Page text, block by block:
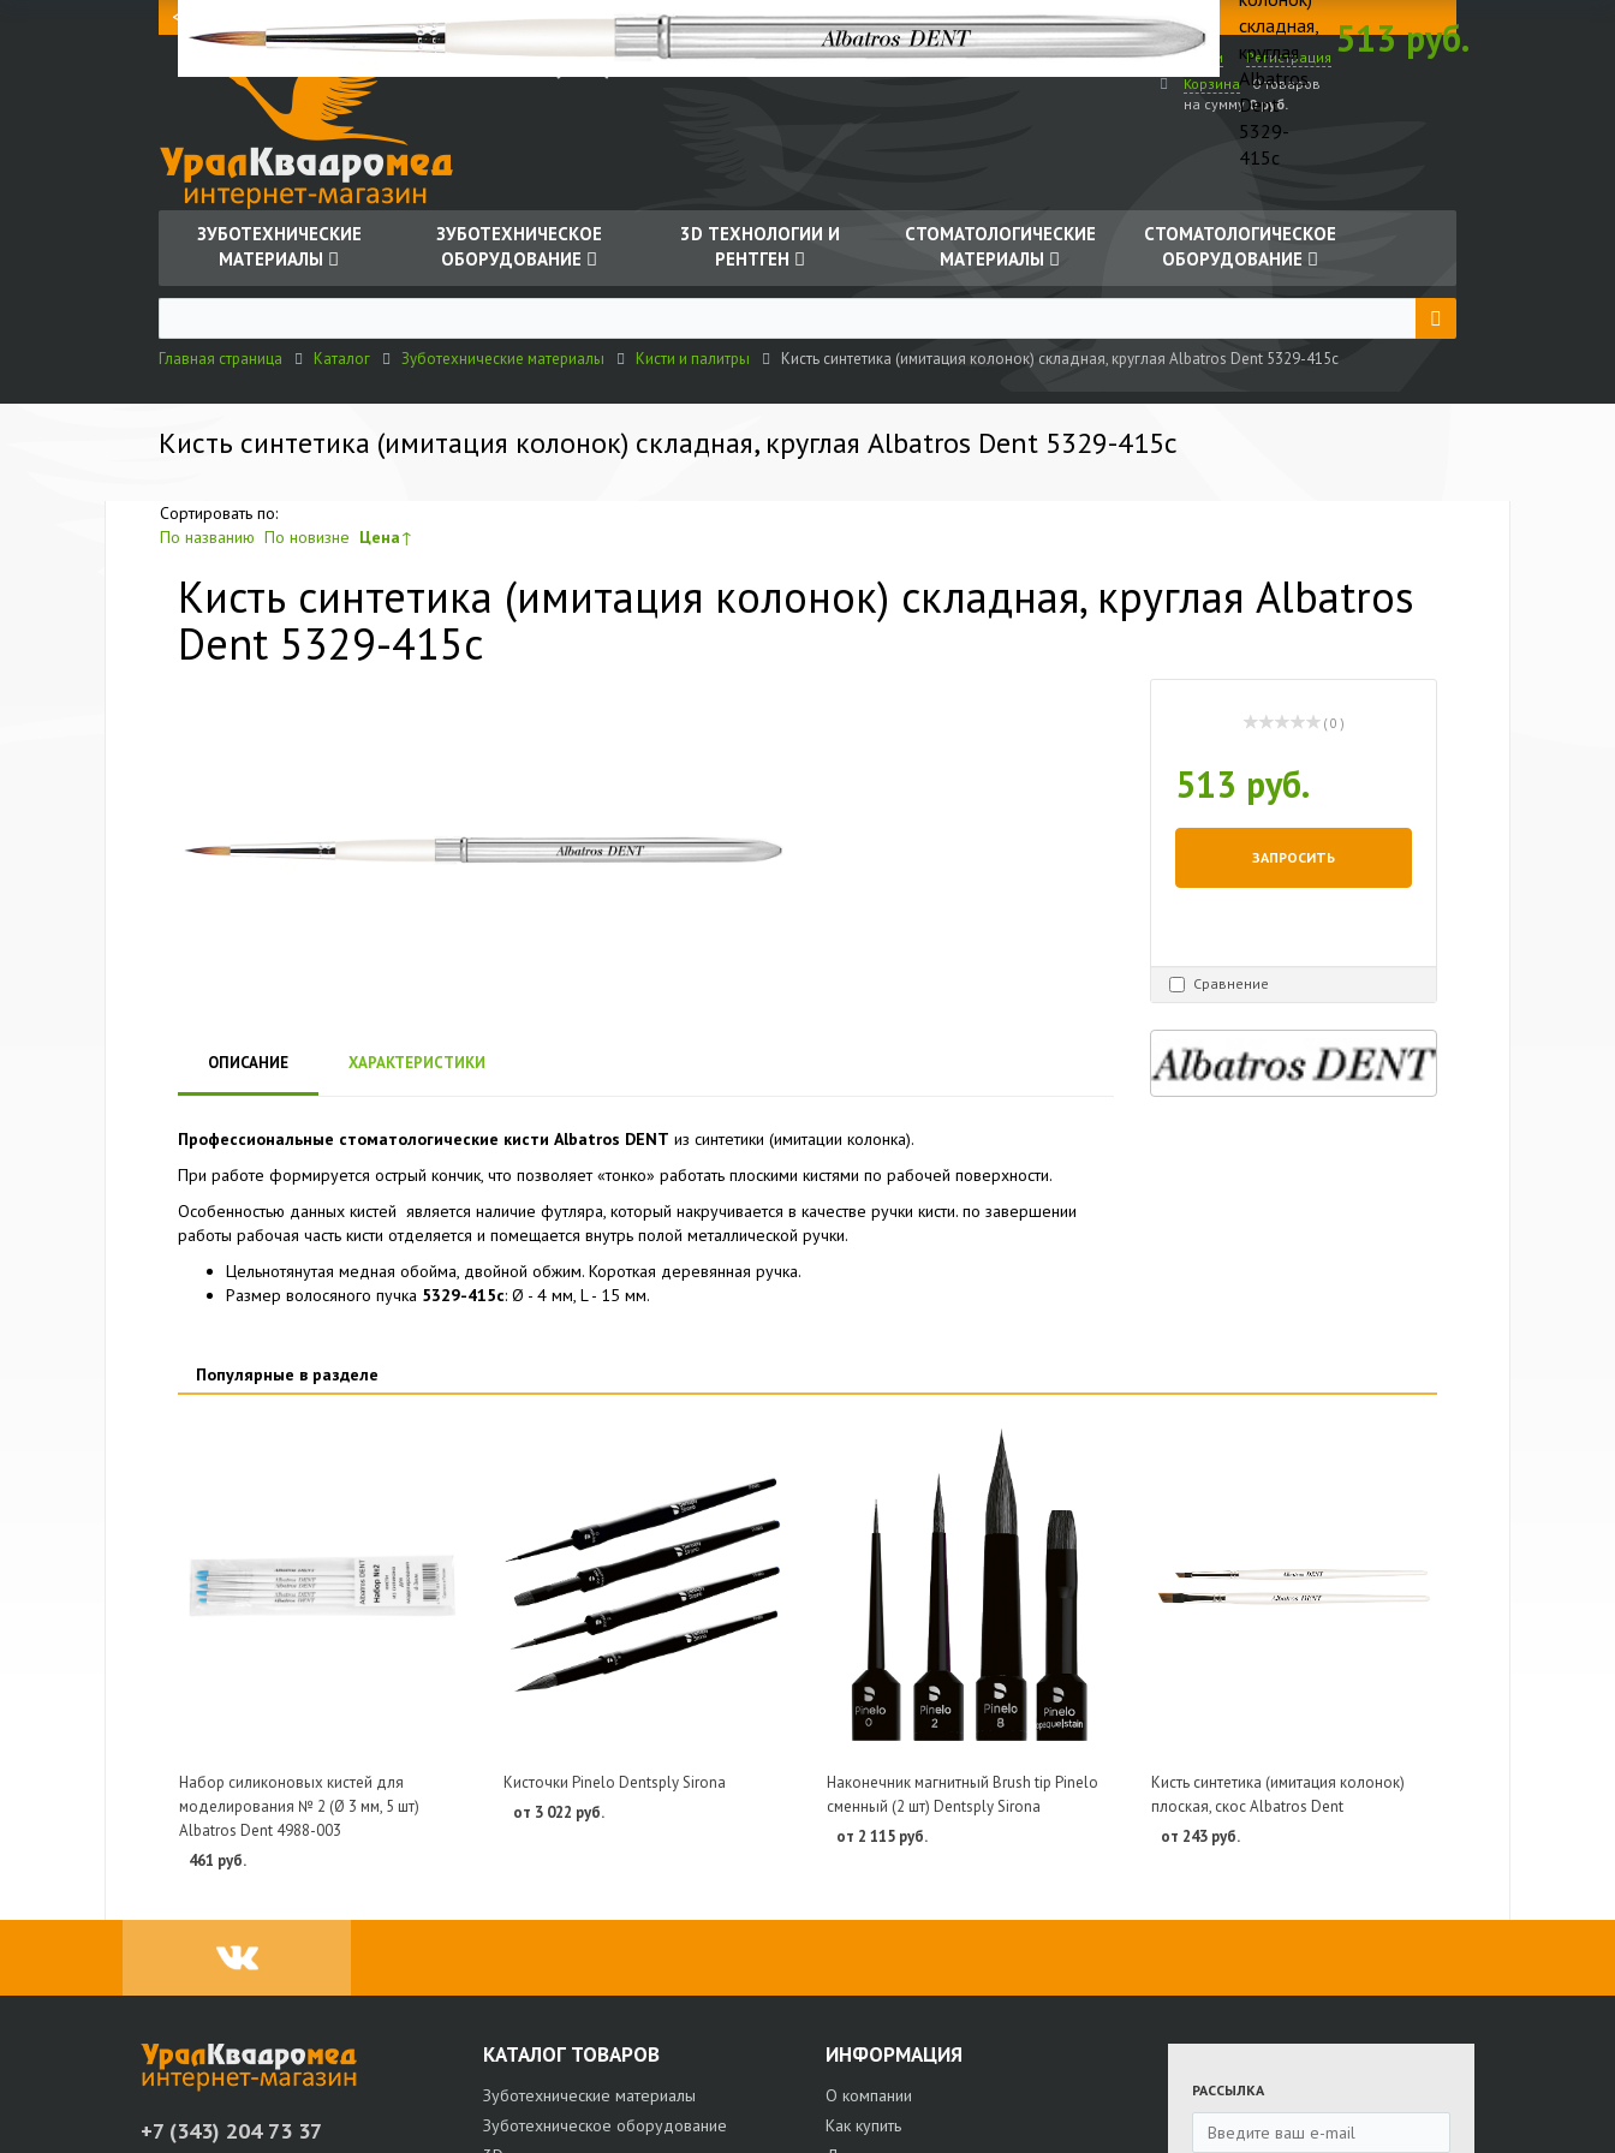
<< UQM.RU Доставка Правила поставки Контакты
+7 (343) 204 73 37 Время работы:Пн-Пт 9-18 ( 7-16 Мск ) Войти
Регистрация
Корзина
0 товаров
на сумму0 руб.
ЗУБОТЕХНИЧЕСКИЕ
МАТЕРИАЛЫ
ЗУБОТЕХНИЧЕСКОЕ
ОБОРУДОВАНИЕ
3D ТЕХНОЛОГИИ И
РЕНТГЕН
СТОМАТОЛОГИЧЕСКИЕ
МАТЕРИАЛЫ
СТОМАТОЛОГИЧЕСКОЕ
ОБОРУДОВАНИЕ
Главная страница Каталог Зуботехнические материалы Кисти и палитры Кисть синтетика (имитация колонок) складная, круглая Albatros Dent 5329-415с
Кисть синтетика (имитация колонок) складная, круглая Albatros Dent 5329-415с
Сортировать по:
По названию По новизне Цена↑
Кисть синтетика (имитация колонок) складная, круглая Albatros
Dent 5329-415с
( 0 )
513 руб.
ЗАПРОСИТЬ
Сравнение
ОПИСАНИЕ ХАРАКТЕРИСТИКИ
Профессиональные стоматологические кисти Albatros DENT из синтетики (имитации колонка).
При работе формируется острый кончик, что позволяет «тонко» работать плоскими кистями по рабочей поверхности.
Особенностью данных кистей является наличие футляра, который накручивается в качестве ручки кисти. по завершении
работы рабочая часть кисти отделяется и помещается внутрь полой металлической ручки.
Цельнотянутая медная обойма, двойной обжим. Короткая деревянная ручка.
Размер волосяного пучка 5329-415с: Ø - 4 мм, L - 15 мм.
складная,
круглая
Albatros
Dent
5329-
415с
513 руб.
Популярные в разделе
Набор силиконовых кистей для
моделирования № 2 (Ø 3 мм, 5 шт)
Albatros Dent 4988-003
461 руб.
Кисточки Pinelo Dentsply Sirona
от 3 022 руб.
Наконечник магнитный Brush tip Pinelo
сменный (2 шт) Dentsply Sirona
от 2 115 руб.
Кисть синтетика (имитация колонок)
плоская, скос Albatros Dent
от 243 руб.
ИНФОРМАЦИЯ
О компании
Как купить
КАТАЛОГ ТОВАРОВ
Зуботехнические материалы
Зуботехническое оборудование
РАССЫЛКА
+7 (343) 204 73 37